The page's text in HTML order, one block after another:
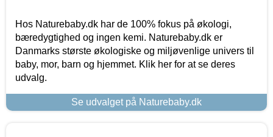
Hos Naturebaby.dk har de 100% fokus på økologi,
bæredygtighed og ingen kemi. Naturebaby.dk er
Danmarks største økologiske og miljøvenlige univers til
baby, mor, barn og hjemmet. Klik her for at se deres
udvalg.
Se udvalget på Naturebaby.dk